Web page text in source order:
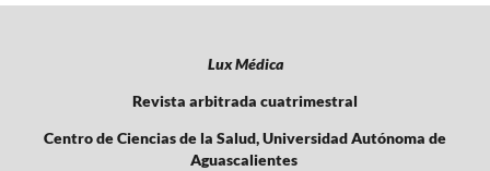
Lux Médica
Revista arbitrada cuatrimestral
Centro de Ciencias de la Salud, Universidad Autónoma de
Aguascalientes